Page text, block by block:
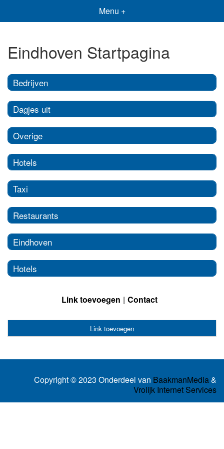
Menu +
Eindhoven Startpagina
Bedrijven
Dagjes uit
Overige
Hotels
Taxi
Restaurants
Eindhoven
Hotels
Link toevoegen Contact
Link toevoegen
Copyright © 2023 Onderdeel van BaakmanMedia&
Vrolijk Internet Services